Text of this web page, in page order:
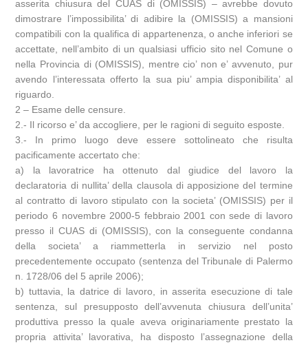
asserita chiusura del CUAS di (OMISSIS) – avrebbe dovuto
dimostrare l’impossibilita’ di adibire la (OMISSIS) a mansioni
compatibili con la qualifica di appartenenza, o anche inferiori se
accettate, nell’ambito di un qualsiasi ufficio sito nel Comune o
nella Provincia di (OMISSIS), mentre cio’ non e’ avvenuto, pur
avendo l’interessata offerto la sua piu’ ampia disponibilita’ al
riguardo.
2 – Esame delle censure.
2.- Il ricorso e’ da accogliere, per le ragioni di seguito esposte.
3.- In primo luogo deve essere sottolineato che risulta
pacificamente accertato che:
a) la lavoratrice ha ottenuto dal giudice del lavoro la
declaratoria di nullita’ della clausola di apposizione del termine
al contratto di lavoro stipulato con la societa’ (OMISSIS) per il
periodo 6 novembre 2000-5 febbraio 2001 con sede di lavoro
presso il CUAS di (OMISSIS), con la conseguente condanna
della societa’ a riammetterla in servizio nel posto
precedentemente occupato (sentenza del Tribunale di Palermo
n. 1728/06 del 5 aprile 2006);
b) tuttavia, la datrice di lavoro, in asserita esecuzione di tale
sentenza, sul presupposto dell’avvenuta chiusura dell’unita’
produttiva presso la quale aveva originariamente prestato la
propria attivita’ lavorativa, ha disposto l’assegnazione della